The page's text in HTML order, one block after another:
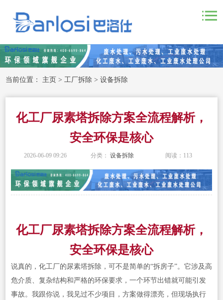
当前位置： 主页 >工厂拆除 >设备拆除
化工厂尿素塔拆除方案全流程解析，
安全环保是核心
2026-06-09 09:26 分类：设备拆除 阅读： 113
化工厂尿素塔拆除方案全流程解析，
安全环保是核心
说真的，化工厂的尿素塔拆除，可不是简单的“拆房子”。它涉及高
危介质、复杂结构和严格的环保要求，一个环节出错就可能引发
事故。我跟你说，我见过不少项目，方案做得漂亮，但现场执行